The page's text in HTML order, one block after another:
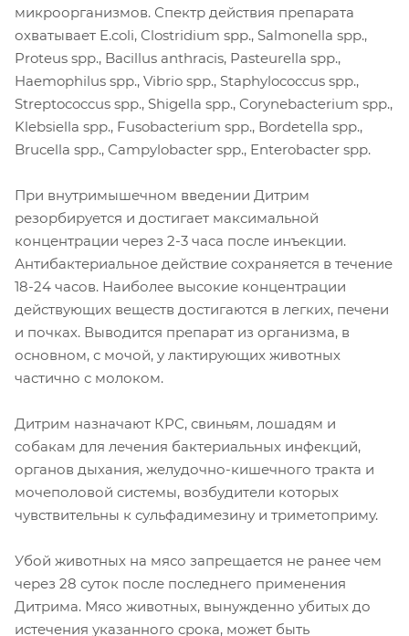
микроорганизмов. Спектр действия препарата
охватывает E.coli, Clostridium spp., Salmonella spp.,
Proteus spp., Bacillus anthracis, Pasteurella spp.,
Haemophilus spp., Vibrio spp., Staphylococcus spp.,
Streptococcus spp., Shigella spp., Corynebacterium spp.,
Klebsiella spp., Fusobacterium spp., Bordetella spp.,
Brucella spp., Campylobacter spp., Enterobacter spp.
При внутримышечном введении Дитрим
резорбируется и достигает максимальной
концентрации через 2-3 часа после инъекции.
Антибактериальное действие сохраняется в течение
18-24 часов. Наиболее высокие концентрации
действующих веществ достигаются в легких, печени
и почках. Выводится препарат из организма, в
основном, с мочой, у лактирующих животных
частично с молоком.
Дитрим назначают КРС, свиньям, лошадям и
собакам для лечения бактериальных инфекций,
органов дыхания, желудочно-кишечного тракта и
мочеполовой системы, возбудители которых
чувствительны к сульфадимезину и триметоприму.
Убой животных на мясо запрещается не ранее чем
через 28 суток после последнего применения
Дитрима. Мясо животных, вынужденно убитых до
истечения указанного срока, может быть